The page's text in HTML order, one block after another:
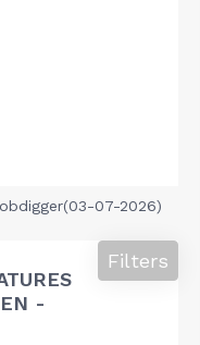
07-2026)
-
Filters